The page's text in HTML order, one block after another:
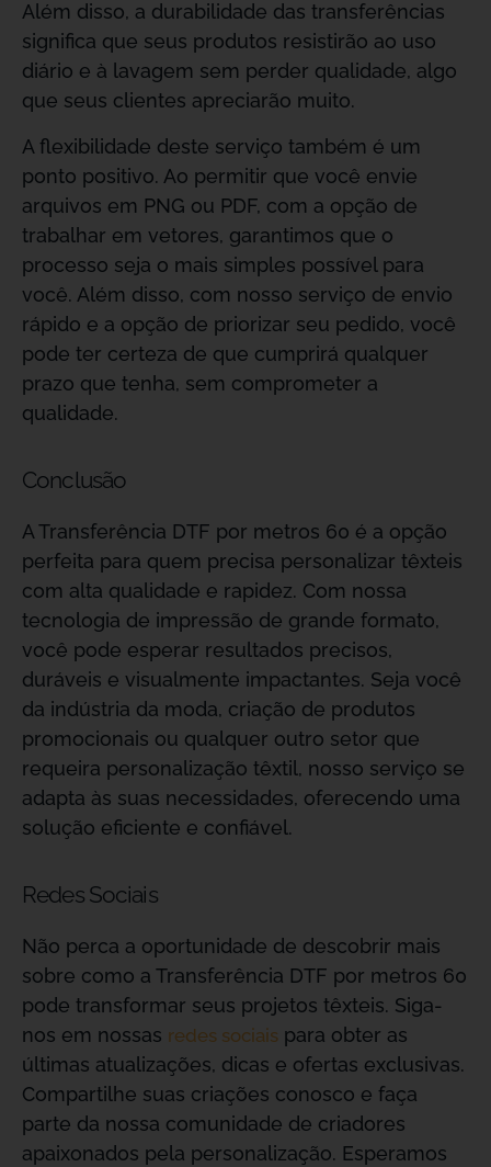
Além disso, a durabilidade das transferências
significa que seus produtos resistirão ao uso
diário e à lavagem sem perder qualidade, algo
que seus clientes apreciarão muito.
A flexibilidade deste serviço também é um
ponto positivo. Ao permitir que você envie
arquivos em PNG ou PDF, com a opção de
trabalhar em vetores, garantimos que o
processo seja o mais simples possível para
você. Além disso, com nosso serviço de envio
rápido e a opção de priorizar seu pedido, você
pode ter certeza de que cumprirá qualquer
prazo que tenha, sem comprometer a
qualidade.
Conclusão
A Transferência DTF por metros 60 é a opção
perfeita para quem precisa personalizar têxteis
com alta qualidade e rapidez. Com nossa
tecnologia de impressão de grande formato,
você pode esperar resultados precisos,
duráveis e visualmente impactantes. Seja você
da indústria da moda, criação de produtos
promocionais ou qualquer outro setor que
requeira personalização têxtil, nosso serviço se
adapta às suas necessidades, oferecendo uma
solução eficiente e confiável.
Redes Sociais
Não perca a oportunidade de descobrir mais
sobre como a Transferência DTF por metros 60
pode transformar seus projetos têxteis. Siga-
nos em nossas redes sociais para obter as
últimas atualizações, dicas e ofertas exclusivas.
Compartilhe suas criações conosco e faça
parte da nossa comunidade de criadores
apaixonados pela personalização. Esperamos